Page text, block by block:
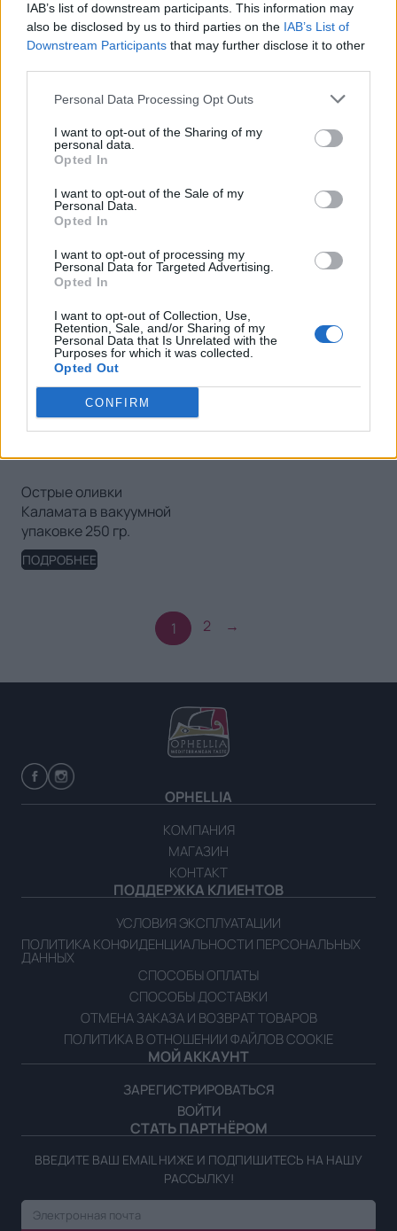
IAB’s list of downstream participants. This information may
also be disclosed by us to third parties on the IAB’s List of
Downstream Participants that may further disclose it to other
Personal Data Processing Opt Outs
I want to opt-out of the Sharing of my
personal data.
Opted In
I want to opt-out of the Sale of my
Personal Data.
Opted In
I want to opt-out of processing my
Personal Data for Targeted Advertising.
Opted In
I want to opt-out of Collection, Use,
Retention, Sale, and/or Sharing of my
Personal Data that Is Unrelated with the
Purposes for which it was collected.
Opted Out
CONFIRM
Оливки Каламата с
травами в вакууме
ПОДРОБНЕЕ
Оливки Каламон в
ПОДРОБНЕЕ
Острые оливки
Каламата в вакуумной
упаковке 250 гр.
ПОДРОБНЕЕ
1 2 →
OPHELLIA
КОМПАНИЯ
МАГАЗИН
КОНТАКТ
ПОДДЕРЖКА КЛИЕНТОВ
УСЛОВИЯ ЭКСПЛУАТАЦИИ
ПОЛИТИКА КОНФИДЕНЦИАЛЬНОСТИ ПЕРСОНАЛЬНЫХ
ДАННЫХ
СПОСОБЫ ОПЛАТЫ
СПОСОБЫ ДОСТАВКИ
ОТМЕНА ЗАКАЗА И ВОЗВРАТ ТОВАРОВ
ПОЛИТИКА В ОТНОШЕНИИ ФАЙЛОВ COOKIE
МОЙ АККАУНТ
ЗАРЕГИСТРИРОВАТЬСЯ
ВОЙТИ
СТАТЬ ПАРТНЁРОМ
ВВЕДИТЕ ВАШ EMAIL НИЖЕ И ПОДПИШИТЕСЬ НА НАШУ
РАССЫЛКУ!